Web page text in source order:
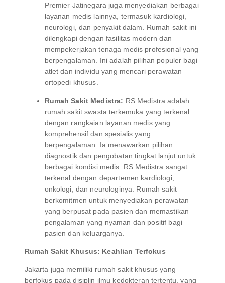
Premier Jatinegara juga menyediakan berbagai
layanan medis lainnya, termasuk kardiologi,
neurologi, dan penyakit dalam. Rumah sakit ini
dilengkapi dengan fasilitas modern dan
mempekerjakan tenaga medis profesional yang
berpengalaman. Ini adalah pilihan populer bagi
atlet dan individu yang mencari perawatan
ortopedi khusus.
Rumah Sakit Medistra: RS Medistra adalah
rumah sakit swasta terkemuka yang terkenal
dengan rangkaian layanan medis yang
komprehensif dan spesialis yang
berpengalaman. Ia menawarkan pilihan
diagnostik dan pengobatan tingkat lanjut untuk
berbagai kondisi medis. RS Medistra sangat
terkenal dengan departemen kardiologi,
onkologi, dan neurologinya. Rumah sakit
berkomitmen untuk menyediakan perawatan
yang berpusat pada pasien dan memastikan
pengalaman yang nyaman dan positif bagi
pasien dan keluarganya.
Rumah Sakit Khusus: Keahlian Terfokus
Jakarta juga memiliki rumah sakit khusus yang
berfokus pada disiplin ilmu kedokteran tertentu, yang